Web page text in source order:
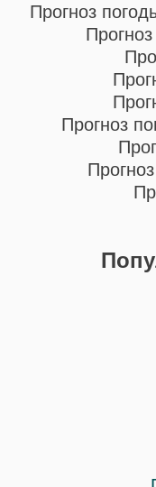
Прогноз
Прогноз